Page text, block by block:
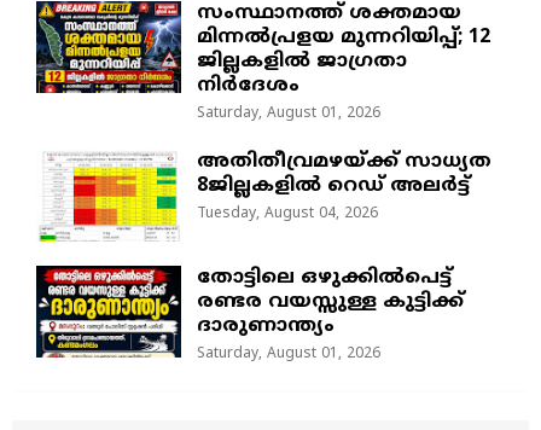
സംസ്ഥാനത്ത് ശക്തമായ
മിന്നൽപ്രളയ മുന്നറിയിപ്പ്; 12
ജില്ലകളിൽ ജാഗ്രതാ
നിർദേശം
Saturday, August 01, 2026
അതിതീവ്രമഴയ്ക്ക് സാധ്യത
8ജില്ലകളിൽ റെഡ് അലർട്ട്
Tuesday, August 04, 2026
തോട്ടിലെ ഒഴുക്കിൽപെട്ട്
രണ്ടര വയസ്സുള്ള കുട്ടിക്ക്
ദാരുണാന്ത്യം
Saturday, August 01, 2026